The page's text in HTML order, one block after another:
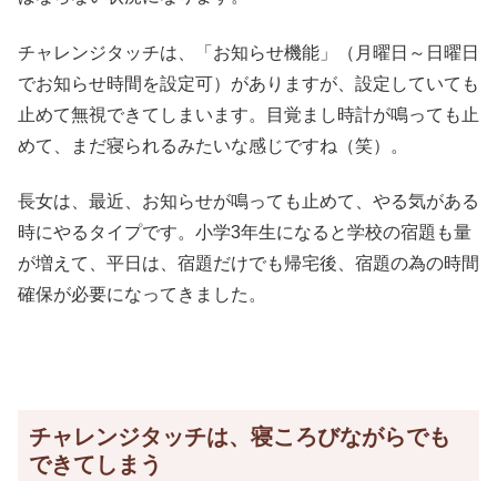
チャレンジタッチは、「お知らせ機能」（月曜日～日曜日
でお知らせ時間を設定可）がありますが、設定していても
止めて無視できてしまいます。目覚まし時計が鳴っても止
めて、まだ寝られるみたいな感じですね（笑）。
長女は、最近、お知らせが鳴っても止めて、やる気がある
時にやるタイプです。小学3年生になると学校の宿題も量
が増えて、平日は、宿題だけでも帰宅後、宿題の為の時間
確保が必要になってきました。
チャレンジタッチは、寝ころびながらでも
できてしまう